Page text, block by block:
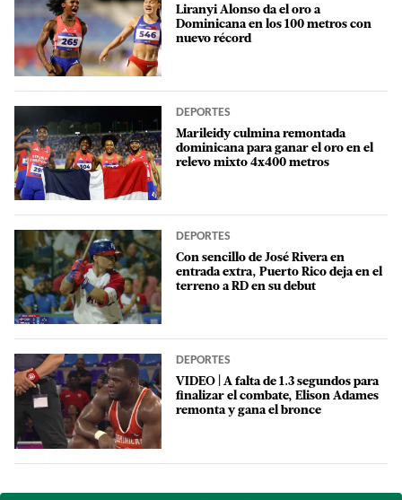
Liranyi Alonso da el oro a
Dominicana en los 100 metros con
nuevo récord
DEPORTES
Marileidy culmina remontada
dominicana para ganar el oro en el
relevo mixto 4x400 metros
DEPORTES
Con sencillo de José Rivera en
entrada extra, Puerto Rico deja en el
terreno a RD en su debut
DEPORTES
VIDEO | A falta de 1.3 segundos para
finalizar el combate, Elison Adames
remonta y gana el bronce